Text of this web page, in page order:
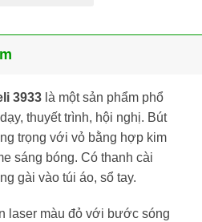
3933là một sản phẩm phổ
thuyết trình, hội nghị. Bút
trọng với vỏ bằng hợp kim
sáng bóng. Có thanh cài
gài vào túi áo, sổ tay.
laser màu đỏ với bước sóng